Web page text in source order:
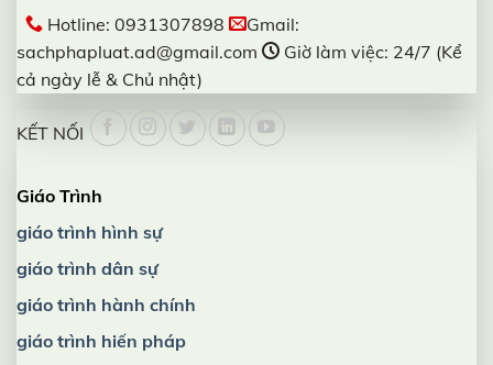
Hotline: 0931307898
Gmail:
sachphapluat.ad@gmail.com
Giờ làm việc: 24/7 (Kể
cả ngày lễ & Chủ nhật)
KẾT NỐI
Giáo Trình
giáo trình hình sự
giáo trình dân sự
giáo trình hành chính
giáo trình hiến pháp